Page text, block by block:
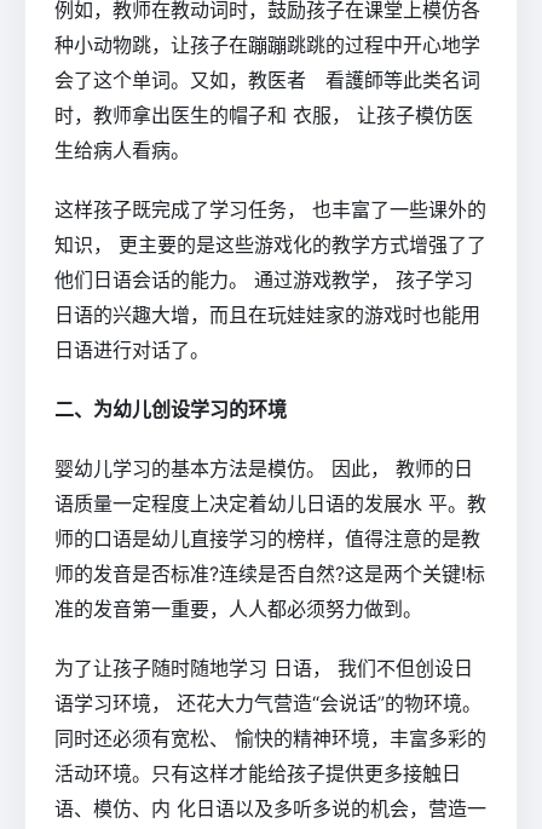
例如，教师在教动词时，鼓励孩子在课堂上模仿各
种小动物跳，让孩子在蹦蹦跳跳的过程中开心地学
会了这个单词。又如，教医者 看護師等此类名词
时，教师拿出医生的帽子和 衣服， 让孩子模仿医
生给病人看病。
这样孩子既完成了学习任务， 也丰富了一些课外的
知识， 更主要的是这些游戏化的教学方式增强了了
他们日语会话的能力。 通过游戏教学， 孩子学习
日语的兴趣大增，而且在玩娃娃家的游戏时也能用
日语进行对话了。
二、为幼儿创设学习的环境
婴幼儿学习的基本方法是模仿。 因此， 教师的日
语质量一定程度上决定着幼儿日语的发展水 平。教
师的口语是幼儿直接学习的榜样，值得注意的是教
师的发音是否标准?连续是否自然?这是两个关键!标
准的发音第一重要，人人都必须努力做到。
为了让孩子随时随地学习 日语， 我们不但创设日
语学习环境， 还花大力气营造“会说话”的物环境。
同时还必须有宽松、 愉快的精神环境，丰富多彩的
活动环境。只有这样才能给孩子提供更多接触日
语、模仿、内 化日语以及多听多说的机会，营造一